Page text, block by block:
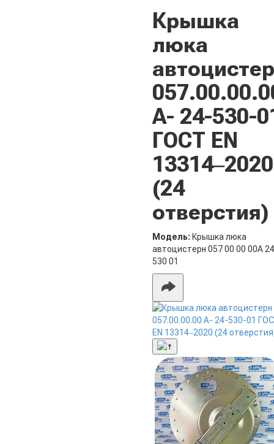
Крышка
люка
А- 24-530-
ГОСТ EN
13314‒2020
(24
отверстия)
Модель: Крышка люка
автоцистерн 057 00 00 00А 24
530 01